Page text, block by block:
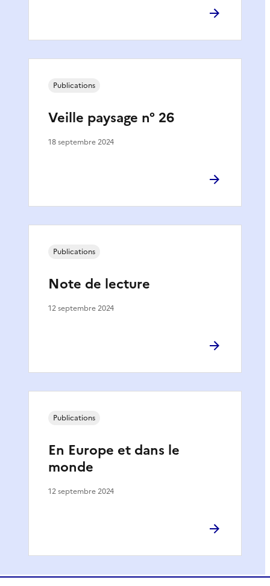
Veille paysage n° 26
Publications
18 septembre 2024
Note de lecture
Publications
12 septembre 2024
En Europe et dans le
monde
Publications
12 septembre 2024